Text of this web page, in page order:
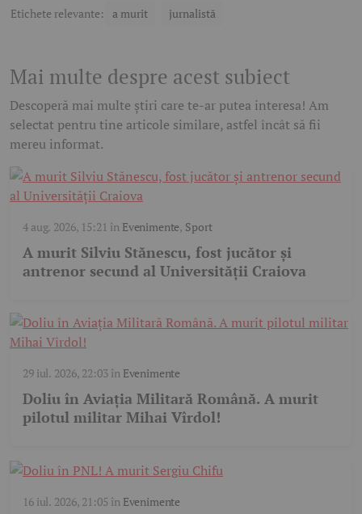
Etichete relevante: a murit jurnalistă
Mai multe despre acest subiect
Descoperă mai multe știri care te-ar putea interesa! Am
selectat pentru tine articole similare, astfel încât să fii
mereu informat.
4 aug. 2026, 15:21 în Evenimente, Sport
A murit Silviu Stănescu, fost jucător și
antrenor secund al Universității Craiova
29 iul. 2026, 22:03în Evenimente
Doliu în Aviația Militară Română. A murit
pilotul militar Mihai Vîrdol!
16 iul. 2026, 21:05 în Evenimente